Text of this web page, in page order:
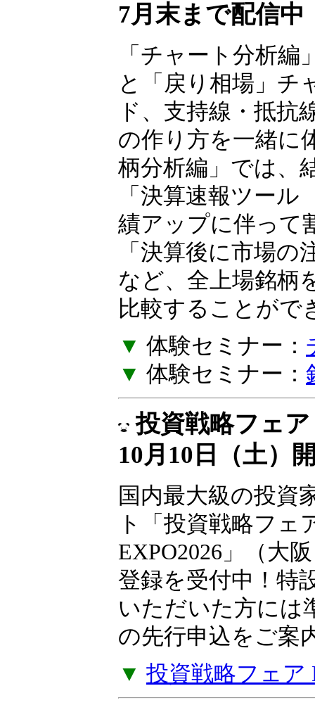
7月末まで配信中
「チャート分析
と「戻り相場」チ
ド、支持線・抵抗
の作り方を一緒に
柄分析編」では、
「決算速報ツー
績アップに伴って
「決算後に市場
など、全上場銘柄
比較することがで
▼ 体験セミナー：
▼ 体験セミナー：
投資戦略フェ
10月10日（土）
国内最大級の投資
ト「投資戦略フェ
EXPO2026」（大
登録を受付中！特
いただいた方には
の先行申込をご案
▼ 投資戦略フェア